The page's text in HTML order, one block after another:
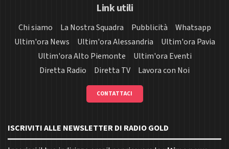
Link utili
Chi siamo La Nostra Squadra Pubblicità
Whatsapp
Ultim'ora News
Ultim'ora Alessandria
Ultim'ora Pavia
Ultim'ora Alto Piemonte
Ultim'ora Eventi
Diretta Radio
Diretta TV Lavora con Noi
CONTATTACI
ISCRIVITI ALLE NEWSLETTER DI RADIO GOLD